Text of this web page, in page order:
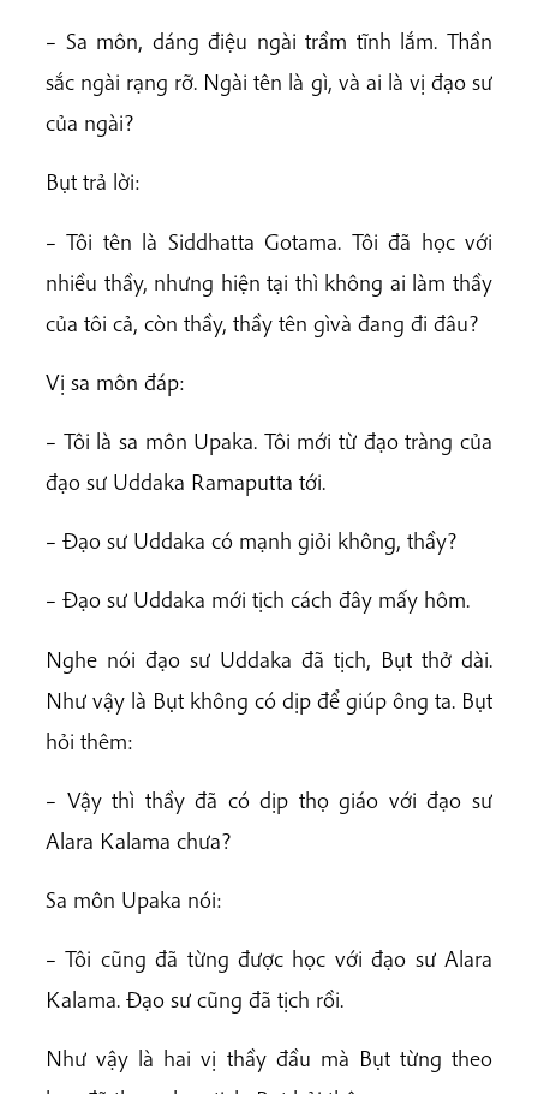
– Sa môn, dáng điệu ngài trầm tĩnh lắm. Thần
sắc ngài rạng rỡ. Ngài tên là gì, và ai là vị đạo sư
của ngài?
Bụt trả lời:
– Tôi tên là Siddhatta Gotama. Tôi đã học với
nhiều thầy, nhưng hiện tại thì không ai làm thầy
của tôi cả, còn thầy, thầy tên gìvà đang đi đâu?
Vị sa môn đáp:
– Tôi là sa môn Upaka. Tôi mới từ đạo tràng của
đạo sư Uddaka Ramaputta tới.
– Đạo sư Uddaka có mạnh giỏi không, thầy?
– Đạo sư Uddaka mới tịch cách đây mấy hôm.
Nghe nói đạo sư Uddaka đã tịch, Bụt thở dài.
Như vậy là Bụt không có dịp để giúp ông ta. Bụt
hỏi thêm:
– Vậy thì thầy đã có dịp thọ giáo với đạo sư
Alara Kalama chưa?
Sa môn Upaka nói:
– Tôi cũng đã từng được học với đạo sư Alara
Kalama. Đạo sư cũng đã tịch rồi.
Như vậy là hai vị thầy đầu mà Bụt từng theo